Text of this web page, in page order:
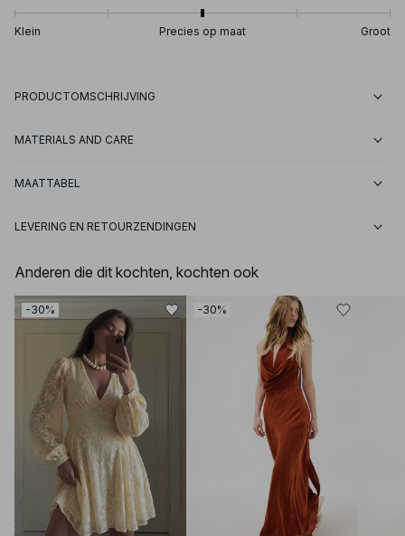
Klein Precies op maat Groot
PRODUCTOMSCHRIJVING
MATERIALS AND CARE
MAATTABEL
LEVERING EN RETOURZENDINGEN
Anderen die dit kochten, kochten ook
-30% -30%